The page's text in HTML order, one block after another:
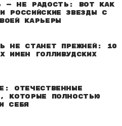
— не радость: Вот как
российские звезды с
карьеры
не станет прежней: 10
имен голливудских
Отечественные
которые полностью
себя